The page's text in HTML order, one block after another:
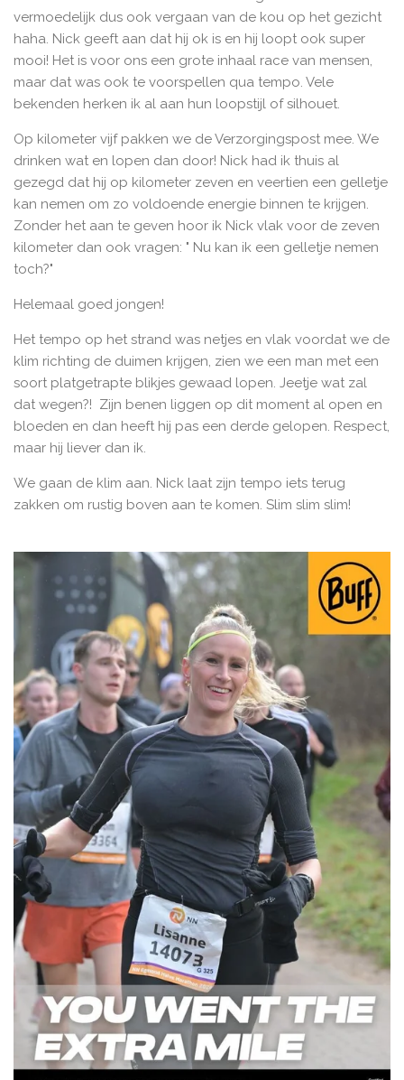
vermoedelijk dus ook vergaan van de kou op het gezicht
haha. Nick geeft aan dat hij ok is en hij loopt ook super
mooi! Het is voor ons een grote inhaal race van mensen,
maar dat was ook te voorspellen qua tempo. Vele
bekenden herken ik al aan hun loopstijl of silhouet.
Op kilometer vijf pakken we de Verzorgingspost mee. We
drinken wat en lopen dan door! Nick had ik thuis al
gezegd dat hij op kilometer zeven en veertien een gelletje
kan nemen om zo voldoende energie binnen te krijgen.
Zonder het aan te geven hoor ik Nick vlak voor de zeven
kilometer dan ook vragen: " Nu kan ik een gelletje nemen
toch?"
Helemaal goed jongen!
Het tempo op het strand was netjes en vlak voordat we de
klim richting de duimen krijgen, zien we een man met een
soort platgetrapte blikjes gewaad lopen. Jeetje wat zal
dat wegen?! Zijn benen liggen op dit moment al open en
bloeden en dan heeft hij pas een derde gelopen. Respect,
maar hij liever dan ik.
We gaan de klim aan. Nick laat zijn tempo iets terug
zakken om rustig boven aan te komen. Slim slim slim!